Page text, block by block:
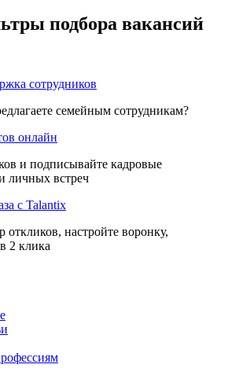
подбора вакансий
сотрудников
семейным сотрудникам?
онлайн
и подписывайте кадровые
личных встреч
с Talantix
откликов, настройте воронку,
2 клика